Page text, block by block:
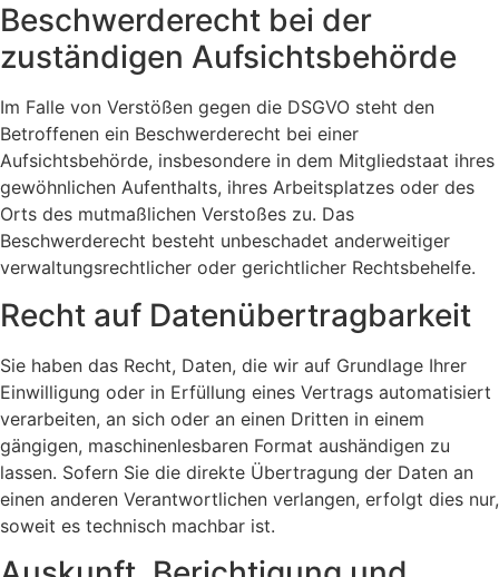
Beschwerde­recht bei der
zuständigen Aufsichts­behörde
Im Falle von Verstößen gegen die DSGVO steht den
Betroffenen ein Beschwerderecht bei einer
Aufsichtsbehörde, insbesondere in dem Mitgliedstaat ihres
gewöhnlichen Aufenthalts, ihres Arbeitsplatzes oder des
Orts des mutmaßlichen Verstoßes zu. Das
Beschwerderecht besteht unbeschadet anderweitiger
verwaltungsrechtlicher oder gerichtlicher Rechtsbehelfe.
Recht auf Daten­übertrag­barkeit
Sie haben das Recht, Daten, die wir auf Grundlage Ihrer
Einwilligung oder in Erfüllung eines Vertrags automatisiert
verarbeiten, an sich oder an einen Dritten in einem
gängigen, maschinenlesbaren Format aushändigen zu
lassen. Sofern Sie die direkte Übertragung der Daten an
einen anderen Verantwortlichen verlangen, erfolgt dies nur,
soweit es technisch machbar ist.